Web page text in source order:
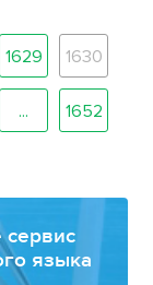
1629 1630
... 1652
языка